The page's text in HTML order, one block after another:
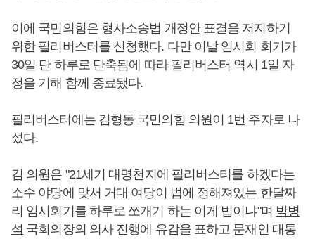
이에 국민의힘은 형사소송법 개정안 표결을 저지하기
위한 필리버스터를 신청했다. 다만 이날 임시회 회기가
30일 단 하루로 단축됨에 따라 필리버스터 역시 1일 자
정을 기해 함께 종료됐다.
필리버스터에는 김형동 국민의힘 의원이 1번 주자로 나
섰다.
김 의원은 "21세기 대명천지에 필리버스터를 하겠다는
소수 야당에 맞서 거대 여당이 법에 정해져있는 한달짜
리 임시회기를 하루로 쪼개기 하는 이게 법이냐"며 박병
석 국회의장의 의사 진행에 유감을 표하고 문재인 대통